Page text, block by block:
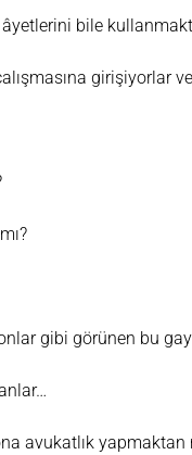
bile
girişiyorlar
gibi görünen bu
avukatlık